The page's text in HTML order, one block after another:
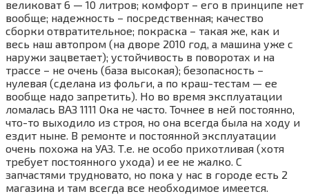
великоват 6 — 10 литров; комфорт – его в принципе нет
вообще; надежность – посредственная; качество
сборки отвратительное; покраска – такая же, как и
весь наш автопром (на дворе 2010 год, а машина уже с
наружи зацветает); устойчивость в поворотах и на
трассе – не очень (база высокая); безопасность –
нулевая (сделана из фольги, а по краш-тестам — ее
вообще надо запретить). Но во время эксплуатации
ломалась ВАЗ 1111 Ока не часто. Точнее в ней постоянно,
что-то выходило из строя, но она всегда была на ходу и
ездит ныне. В ремонте и постоянной эксплуатации
очень похожа на УАЗ. Т.е. не особо прихотливая (хотя
требует постоянного ухода) и ее не жалко. С
запчастями трудновато, но пока у нас в городе есть 2
магазина и там всегда все необходимое имеется.